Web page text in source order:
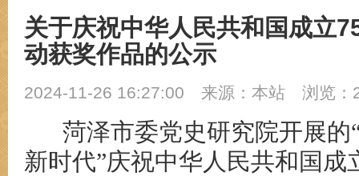
关于庆祝中华人民共和国成立
动获奖作品的公示
2024-11-26 16:27:00 来源：本站 浏览：
菏泽市委党史研究院开展的
新时代”庆祝中华人民共和国成